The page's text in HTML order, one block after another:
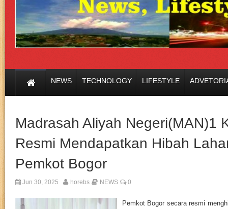
NEWS TECHNOLOGY LIFESTYLE
Madrasah Aliyah Negeri(MAN)1
Resmi Mendapatkan Hibah
Pemkot Bogor
Jun 30, 2025 horebs NEWS 0
Pemkot Bogor secara resmi